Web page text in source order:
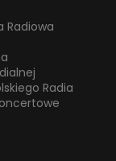
Radiowa
Radia